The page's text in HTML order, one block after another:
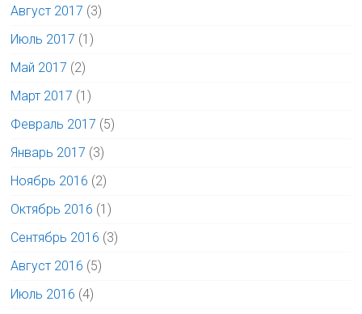
Август 2017 (3)
Июль 2017 (1)
Май 2017 (2)
Март 2017 (1)
Февраль 2017 (5)
Январь 2017 (3)
Ноябрь 2016 (2)
Октябрь 2016 (1)
Сентябрь 2016 (3)
Август 2016 (5)
Июль 2016 (4)